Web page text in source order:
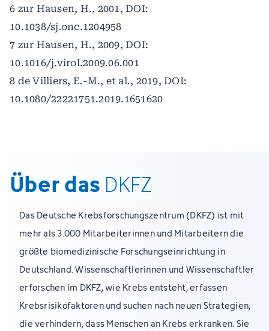
6 zur Hausen, H., 2001, DOI:
10.1038/sj.onc.1204958
7 zur Hausen, H., 2009, DOI:
10.1016/j.virol.2009.06.001
8 de Villiers, E.-M., et al., 2019, DOI:
10.1080/22221751.2019.1651620
Über das DKFZ
Das Deutsche Krebsforschungszentrum (DKFZ) ist mit
mehr als 3.000 Mitarbeiterinnen und Mitarbeitern die
größte biomedizinische Forschungseinrichtung in
Deutschland. Wissenschaftlerinnen und Wissenschaftler
erforschen im DKFZ, wie Krebs entsteht, erfassen
Krebsrisikofaktoren und suchen nach neuen Strategien,
die verhindern, dass Menschen an Krebs erkranken. Sie